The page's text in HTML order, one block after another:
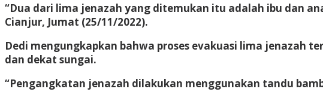
“Dua dari lima jenazah yang ditemukan itu adalah ibu dan
Cianjur, Jumat (25/11/2022).
Dedi mengungkapkan bahwa proses evakuasi lima jenazah
dan dekat sungai.
“Pengangkatan jenazah dilakukan menggunakan tandu